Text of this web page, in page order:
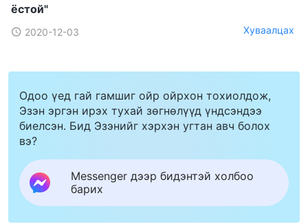
ёстой"
2020-12-03 Хуваалцах
Одоо үед гай гамшиг ойр ойрхон тохиолдож,
Эзэн эргэн ирэх тухай зөгнөлүүд үндсэндээ
биелсэн. Бид Эзэнийг хэрхэн угтан авч болох
вэ?
Messenger дээр бидэнтэй холбоо
барих